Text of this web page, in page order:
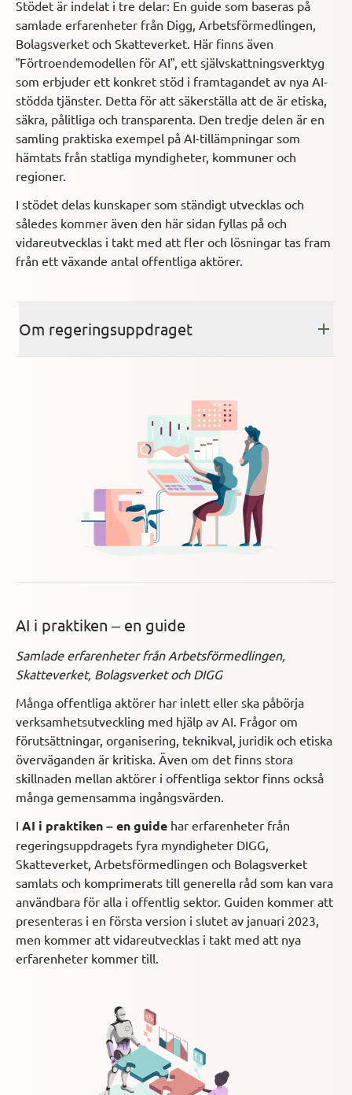
Stödet är indelat i tre delar: En guide som baseras på
samlade erfarenheter från Digg, Arbetsförmedlingen,
Bolagsverket och Skatteverket. Här finns även
”Förtroendemodellen för AI”, ett självskattningsverktyg
som erbjuder ett konkret stöd i framtagandet av nya AI-
stödda tjänster. Detta för att säkerställa att de är etiska,
säkra, pålitliga och transparenta. Den tredje delen är en
samling praktiska exempel på AI-tillämpningar som
hämtats från statliga myndigheter, kommuner och
regioner.
I stödet delas kunskaper som ständigt utvecklas och
således kommer även den här sidan fyllas på och
vidareutvecklas i takt med att fler och lösningar tas fram
från ett växande antal offentliga aktörer.
Om regeringsuppdraget
AI i praktiken – en guide
Samlade erfarenheter från Arbetsförmedlingen,
Skatteverket, Bolagsverket och DIGG
Många offentliga aktörer har inlett eller ska påbörja
verksamhetsutveckling med hjälp av AI. Frågor om
förutsättningar, organisering, teknikval, juridik och etiska
överväganden är kritiska. Även om det finns stora
skillnaden mellan aktörer i offentliga sektor finns också
många gemensamma ingångsvärden.
I AI i praktiken – en guide har erfarenheter från
regeringsuppdragets fyra myndigheter DIGG,
Skatteverket, Arbetsförmedlingen och Bolagsverket
samlats och komprimerats till generella råd som kan vara
användbara för alla i offentlig sektor. Guiden kommer att
presenteras i en första version i slutet av januari 2023,
men kommer att vidareutvecklas i takt med att nya
erfarenheter kommer till.